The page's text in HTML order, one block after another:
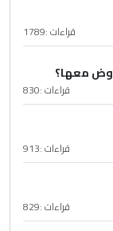
قراءات :1789
معها؟
قراءات :830
قراءات :913
قراءات :829